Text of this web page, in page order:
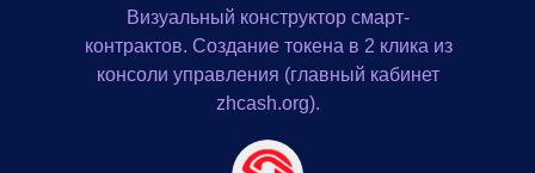
Визуальный конструктор смарт-
контрактов. Создание токена в 2 клика из
консоли управления (главный кабинет
zhcash.org).